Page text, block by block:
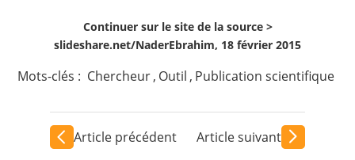
Continuer sur le site de la source >
slideshare.net/NaderEbrahim, 18 février 2015
Mots-clés : Chercheur, Outil , Publication scientifique
Article précédent Article suivant